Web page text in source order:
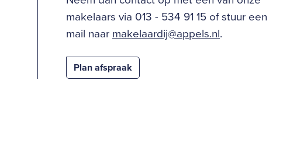
makelaars via 013 - 534 91 15 of stuur een
mail naar makelaardij@appels.nl.
Plan afspraak